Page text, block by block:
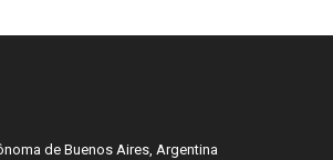
de Buenos Aires, Argentina